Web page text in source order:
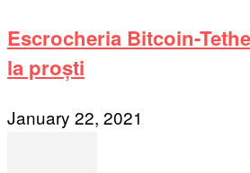
Escrocheria Bitcoin-
la proști
January 22, 2021